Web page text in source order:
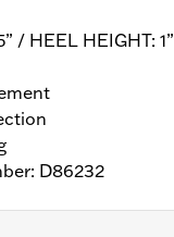
/ HEEL HEIGHT: 1”
D86232